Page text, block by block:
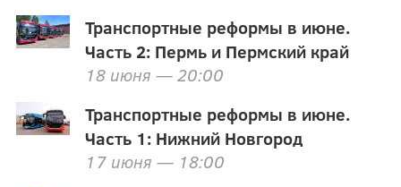
Транспортные реформы в июне.
Часть 2: Пермь и Пермский край
18 июня — 20:00
Транспортные реформы в июне.
Часть 1: Нижний Новгород
17 июня — 18:00